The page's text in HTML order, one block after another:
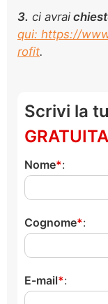
3. ci avrai
qui: https://
rofit.
Scrivi la
GRATUITA
Nome :
Cognome :
E-mail :